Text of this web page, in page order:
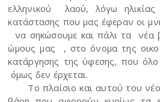
ελληνικού λαού, λόγω ηλικίας
κατάστασης που μας έφεραν οι
να σηκώσουμε και πάλι τα νέα
ώμους μας , στο όνομα της
κατάργησης της ύφεσης, που όλο
όμως δεν έρχεται.
Το πλαίσιο και αυτού του